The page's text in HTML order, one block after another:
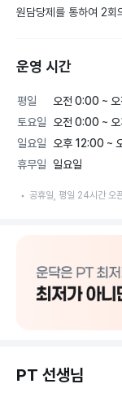
원담당제를 통하여 2회
골드짐. 늘 신선하고 새
운영 시간
평일
오전 0:00 ~
토요일
오전 0:00 ~
일요일
오후 12:00 ~
휴무일
일요일
공휴일, 평일 24시간 오
PT 선생님